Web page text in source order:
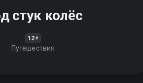
стук колёс
12+
Путешествия